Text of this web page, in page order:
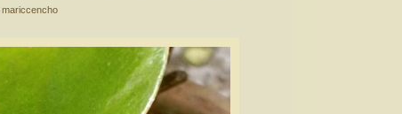
mariccencho